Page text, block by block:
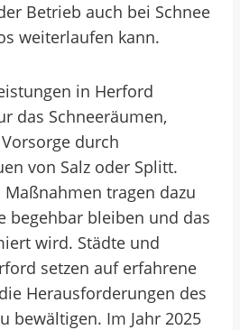
Betrieb auch bei Schnee
weiterlaufen kann.
in Herford
das Schneeräumen,
durch
von Salz oder Splitt.
tragen dazu
begehbar bleiben und das
wird. Städte und
setzen auf erfahrene
Herausforderungen des
bewältigen. Im Jahr 2025